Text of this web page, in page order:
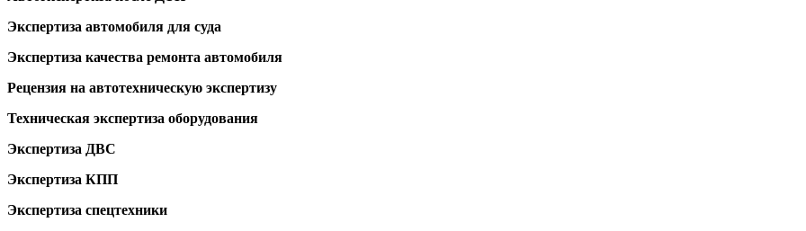
Экспертиза автомобиля для суда
Экспертиза качества ремонта автомобиля
Рецензия на автотехническую экспертизу
Техническая экспертиза оборудования
Экспертиза ДВС
Экспертиза КПП
Экспертиза спецтехники